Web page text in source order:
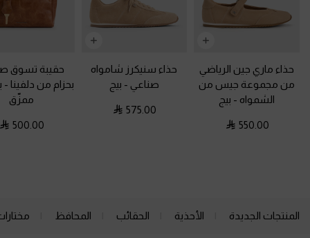
حذاء ماري جين الرياضي
من مجموعة جيس من
الشمواه - بيج
550.00
حذاء سنيكرز شامواه
صناعي - بيج
575.00
حقيبة تسوق
بحزام من دلفينا -
ممزّق
500.00
المنتجات الجديدة الأحذية الحقائب المحافظ